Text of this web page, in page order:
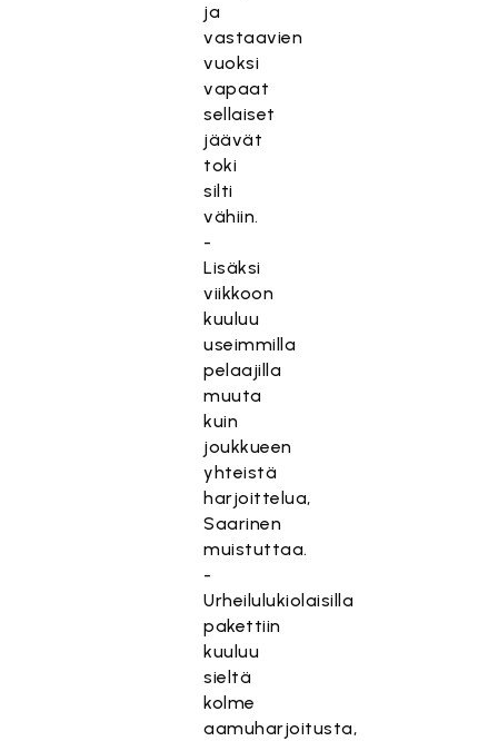
ja
vastaavien
vuoksi
vapaat
sellaiset
jäävät
toki
silti
vähiin.
-
Lisäksi
viikkoon
kuuluu
useimmilla
pelaajilla
muuta
kuin
joukkueen
yhteistä
harjoittelua,
Saarinen
muistuttaa.
-
Urheilulukiolaisilla
pakettiin
kuuluu
sieltä
kolme
aamuharjoitusta,